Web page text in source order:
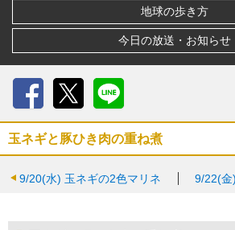
地球の歩き方
今日の放送・お知らせ
玉ネギと豚ひき肉の重ね煮
9/20(水) 玉ネギの2色マリネ 9/22(金)